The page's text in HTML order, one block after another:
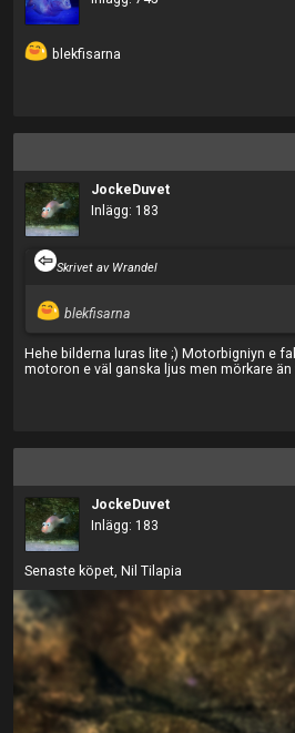
blekfisarna
JockeDuvet
Inlägg: 183
Skrivet av Wrandel
blekfisarna
Hehe bilderna luras lite ;) Motorbigniyn e
motoron e väl ganska ljus men mörkare
JockeDuvet
Inlägg: 183
Senaste köpet, Nil Tilapia